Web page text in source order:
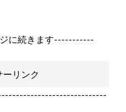
に続きます-----------
ーリンク